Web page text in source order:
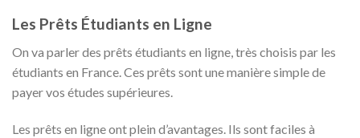
Les Prêts Étudiants en Ligne
On va parler des prêts étudiants en ligne, très choisis par les
étudiants en France. Ces prêts sont une manière simple de
payer vos études supérieures.
Les prêts en ligne ont plein d’avantages. Ils sont faciles à